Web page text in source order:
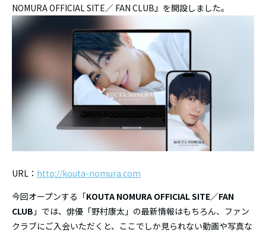
NOMURA OFFICIAL SITE／ FAN CLUB』を開設しました。
URL： http://kouta-nomura.com
今回オープンする「KOUTA NOMURA OFFICIAL SITE／FAN
CLUB 」では、俳優「野村康太」の最新情報はもちろん、ファン
クラブにご入会いただくと、ここでしか見られない動画や写真な